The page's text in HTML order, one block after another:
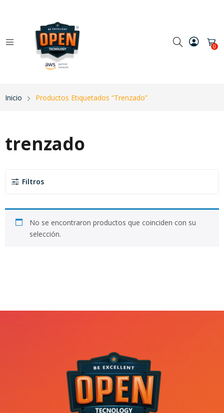
0
Inicio Productos Etiquetados “trenzado”
trenzado
Filtros
No se encontraron productos que coinciden con su
selección.